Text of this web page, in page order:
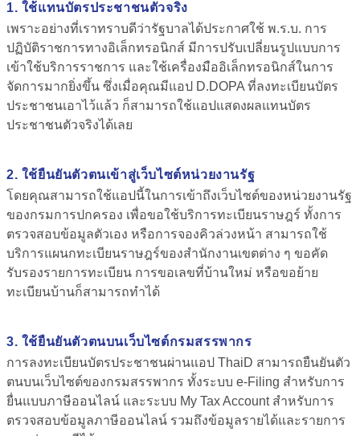
1. ใช้แทนบัตรประชาชนตัวจริง
เพราะอย่างที่เราทราบดีว่ารัฐบาลได้ประกาศใช้ พ.ร.บ. การ
ปฏิบัติราชการทางอิเล็กทรอนิกส์ มีการปรับเปลี่ยนรูปแบบการ
เข้าใช้บริการราชการ และใช้เครื่องมืออิเล็กทรอนิกส์ในการ
จัดการมากยิ่งขึ้น ซึ่งเมื่อคุณมีแอป D.DOPA ที่ลงทะเบียนบัตร
ประชาชนเอาไว้แล้ว ก็สามารถใช้แอปแสดงผลแทนบัตร
ประชาชนตัวจริงได้เลย
2. ใช้ยืนยันตัวตนเข้าสู่เว็บไซต์หน่วยงานรัฐ
โดยคุณสามารถใช้แอปนี้ในการเข้าถึงเว็บไซต์ของหน่วยงานรัฐ
ของกรมการปกครอง เพื่อขอใช้บริการทะเบียนราษฎร์ ทั้งการ
ตรวจสอบข้อมูลตัวเอง หรือการจองคิวล่วงหน้า สามารถใช้
บริการแผนกทะเบียนราษฎร์ของสำนักงานเขตต่าง ๆ ขอคัด
รับรองรายการทะเบียน การขอเลขที่บ้านใหม่ หรือขอย้าย
ทะเบียนบ้านก็สามารถทำได้
3. ใช้ยืนยันตัวตนบนเว็บไซต์กรมสรรพากร
การลงทะเบียนบัตรประชาชนผ่านแอป ThaiD สามารถยืนยันตัว
ตนบนเว็บไซต์ของกรมสรรพากร ทั้งระบบ e-Filing สำหรับการ
ยื่นแบบภาษีออนไลน์ และระบบ My Tax Account สำหรับการ
ตรวจสอบข้อมูลภาษีออนไลน์ รวมถึงข้อมูลรายได้และรายการ